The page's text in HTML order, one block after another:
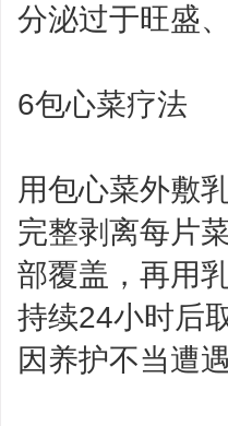
分泌过于旺盛
6包心菜疗法
用包心菜外敷
完整剥离每片
部覆盖，再用
持续24小时后
因养护不当遭